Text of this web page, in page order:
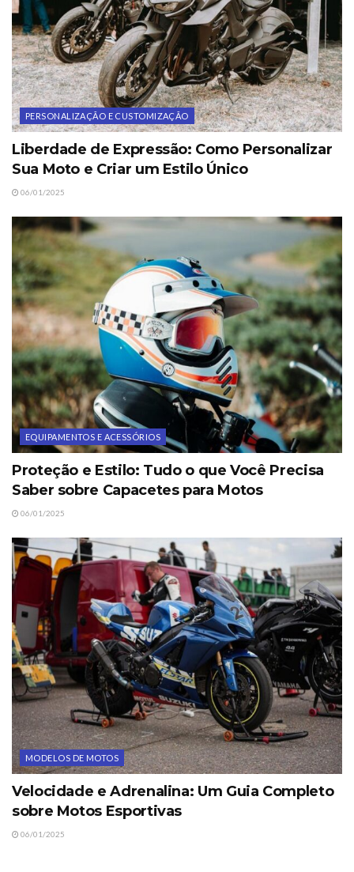
PERSONALIZAÇÃO E CUSTOMIZAÇÃO
Liberdade de Expressão: Como Personalizar
Sua Moto e Criar um Estilo Único
06/01/2025
EQUIPAMENTOS E ACESSÓRIOS
Proteção e Estilo: Tudo o que Você Precisa
Saber sobre Capacetes para Motos
06/01/2025
MODELOS DE MOTOS
Velocidade e Adrenalina: Um Guia Completo
sobre Motos Esportivas
06/01/2025